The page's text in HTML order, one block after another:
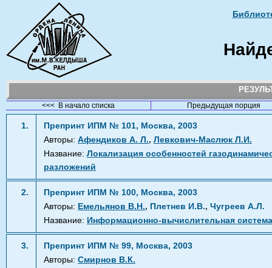
<<< В начало списка Предыдущая порция
1.
Препринт ИПМ № 101, Москва, 2003
Авторы: Афендиков А. Л., Левкович-Маслюк Л.И.
Название: Локализация особенностей
разложений
2.
Препринт ИПМ № 100, Москва, 2003
Авторы: Емельянов В.Н., Плетнев И.В., Чугреев А.Л.
Название: Информационно-вычислительная
3.
Препринт ИПМ № 99, Москва, 2003
Авторы: Смирнов В.К.